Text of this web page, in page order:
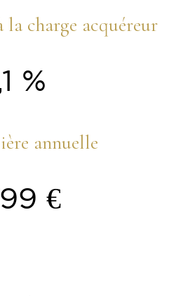
charge acquéreur
%
annuelle
€